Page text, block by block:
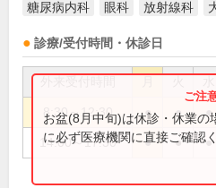
糖尿病内科
眼科 放射線科
診療/受付時間・休診日
8:30～12:30 ● ● ●
14:00～17:30 ● ● ●
お盆(8月中旬)は休診・休業の
に必ず医療機関に直接ご確認